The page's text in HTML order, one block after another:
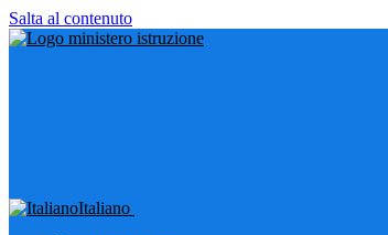
Salta al contenuto
Italiano